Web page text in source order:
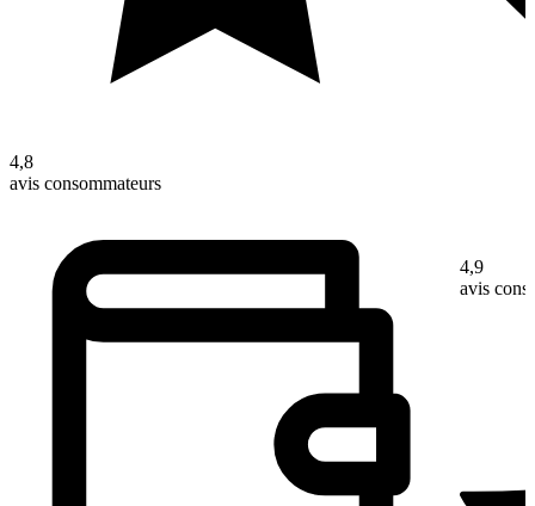
4,8
avis consommateurs
4,9
avis